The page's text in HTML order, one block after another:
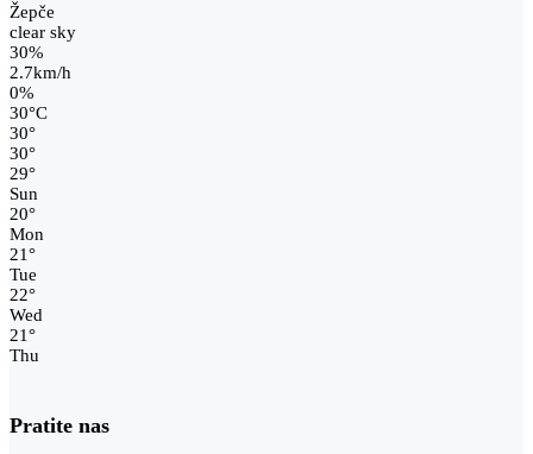
Žepče
clear sky
30%
2.7km/h
0%
30°C
30°
30°
29°
Sun
20°
Mon
21°
Tue
22°
Wed
21°
Thu
Pratite nas